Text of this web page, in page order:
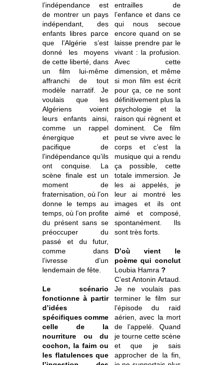
l’indépendance est
de montrer un pays
indépendant, des
enfants libres parce
que l’Algérie s’est
donné les moyens
de cette liberté, dans
un film lui-même
affranchi de tout
modèle narratif. Je
voulais que les
Algériens voient
leurs enfants ainsi,
comme un rappel
énergique et
pacifique de
l’indépendance qu’ils
ont conquise. La
scène finale est un
moment de
fraternisation, où l’on
donne le temps au
temps, où l’on profite
du présent sans se
préoccuper du
passé et du futur,
comme dans
l’ivresse d’un
lendemain de fête.
Le scénario
fonctionne à partir
d’idées
spécifiques comme
celle de la
nourriture ou du
cochon, la faim ou
les flatulences que
entrailles de
l’enfance et dans ce
qui nous secoue
encore quand on se
laisse prendre par le
vivant : la profusion.
Avec cette
dimension, et même
si mon film est écrit
pour ça, ce ne sont
définitivement plus la
psychologie et la
raison qui règnent et
dominent. Ce film
peut se vivre avec le
corps et c’est la
musique qui a rendu
ça possible, cette
totale immersion. Je
les ai appelés, je
leur ai montré les
images et ils ont
aimé et composé,
spontanément. Ils
sont très forts.
D’où vient le
poème qui conclut
Loubia Hamra ?
C’est Antonin Artaud.
Je ne voulais pas
terminer le film sur
l’épisode du raid
aérien, avec la mort
de l’appelé. Quand
je tourne cette scène
et que je sais
approcher de la fin,